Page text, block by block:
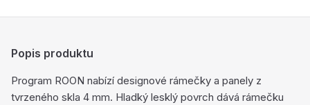
Popis produktu
Program ROON nabízí designové rámečky a panely z
tvrzeného skla 4 mm. Hladký lesklý povrch dává rámečku